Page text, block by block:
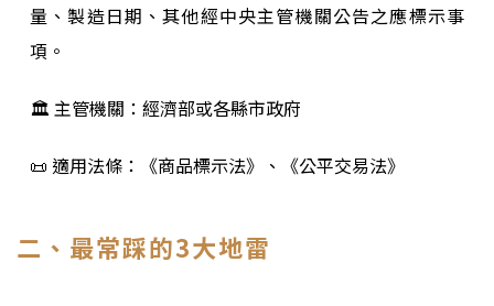
量、製造日期、其他經中央主管機關公告之應標示事
項。
🏛 主管機關：經濟部或各縣市政府
📜 適用法條：《商品標示法》、《公平交易法》
二、最常踩的3大地雷